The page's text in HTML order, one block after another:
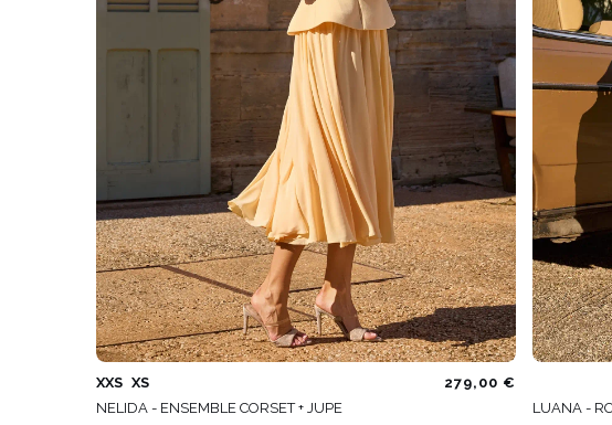
ÉVASÉ
ASYMÉTRIQUE
BOHO
JEAN
TRICOTÉ
SAISON / TISSU
ÉTÉ
PRINTEMPS
AUTOMNE
HIVER
MANCHES / BRETELLES
AVEC DES MANCHES
LONGUES
AVEC DES MANCHES
COURTES
SUR LES
SANS BRETELLES
VOIR TOUS
VOIR TOUS
XXS XS
279,00 €
NELIDA - ENSEMBLE CORSET + JUPE
LUANA -